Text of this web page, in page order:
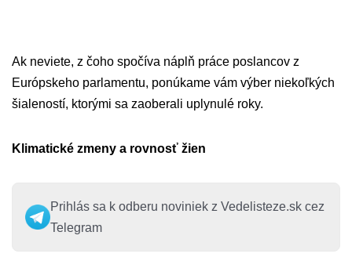
Ak neviete, z čoho spočíva náplň práce poslancov z
Európskeho parlamentu, ponúkame vám výber niekoľkých
šialeností, ktorými sa zaoberali uplynulé roky.
Klimatické zmeny a rovnosť žien
Prihlás sa k odberu noviniek z Vedelisteze.sk cez
Telegram